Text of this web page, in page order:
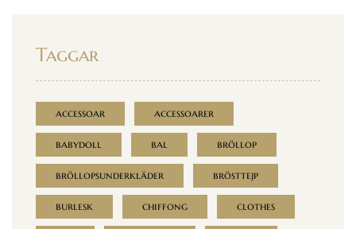
Taggar
accessoar accessoarer
babydoll bal bröllop
bröllopsunderkläder brösttejp
burlesk chiffong clothes